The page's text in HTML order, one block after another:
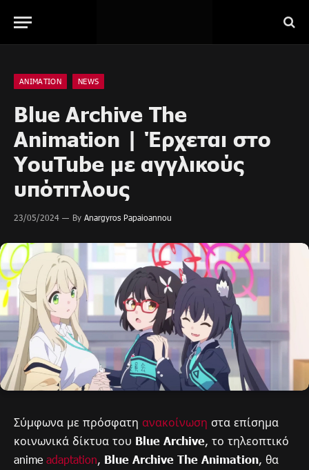
ANIMATION NEWS
Blue Archive The
Animation | Έρχεται στο
YouTube με αγγλικούς
υπότιτλους
23/05/2024 By Anargyros Papaioannou
Σύμφωνα με πρόσφατη ανακοίνωση στα επίσημα
κοινωνικά δίκτυα του Blue Archive, το τηλεοπτικό
anime adaptation, Blue Archive The Animation, θα